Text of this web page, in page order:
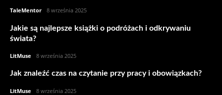
TaleMentor 8 września 2025
Jakie są najlepsze książki o podróżach i odkrywaniu
świata?
LitMuse 8 września 2025
Jak znaleźć czas na czytanie przy pracy i obowiązkach?
LitMuse 8 września 2025